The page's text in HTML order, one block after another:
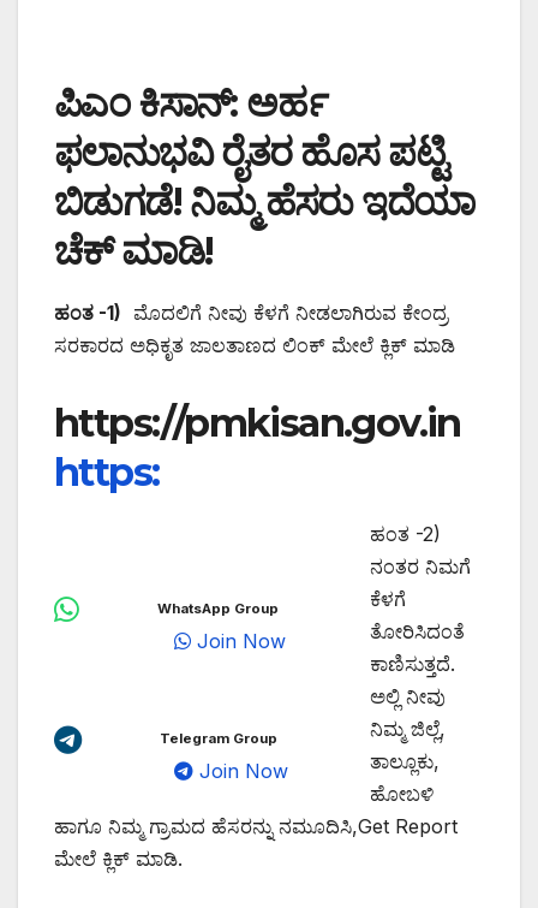
ಪಿಎಂ ಕಿಸಾನ್: ಅರ್ಹ
ಫಲಾನುಭವಿ ರೈತರ ಹೊಸ ಪಟ್ಟಿ
ಬಿಡುಗಡೆ! ನಿಮ್ಮ ಹೆಸರು ಇದೆಯಾ
ಚೆಕ್ ಮಾಡಿ!
ಹಂತ -1) ಮೊದಲಿಗೆ ನೀವು ಕೆಳಗೆ ನೀಡಲಾಗಿರುವ ಕೇಂದ್ರ
ಸರಕಾರದ ಅಧಿಕೃತ ಜಾಲತಾಣದ ಲಿಂಕ್ ಮೇಲೆ ಕ್ಲಿಕ್ ಮಾಡಿ
https://pmkisan.gov.in
https:
WhatsApp Group
Join Now
Telegram Group
Join Now
ಹಂತ -2)
ನಂತರ ನಿಮಗೆ
ಕೆಳಗೆ
ತೋರಿಸಿದಂತೆ
ಕಾಣಿಸುತ್ತದೆ.
ಅಲ್ಲಿ ನೀವು
ನಿಮ್ಮ ಜಿಲ್ಲೆ,
ತಾಲ್ಲೂಕು,
ಹೋಬಳಿ
ಹಾಗೂ ನಿಮ್ಮ ಗ್ರಾಮದ ಹೆಸರನ್ನು ನಮೂದಿಸಿ,Get Report
ಮೇಲೆ ಕ್ಲಿಕ್ ಮಾಡಿ.